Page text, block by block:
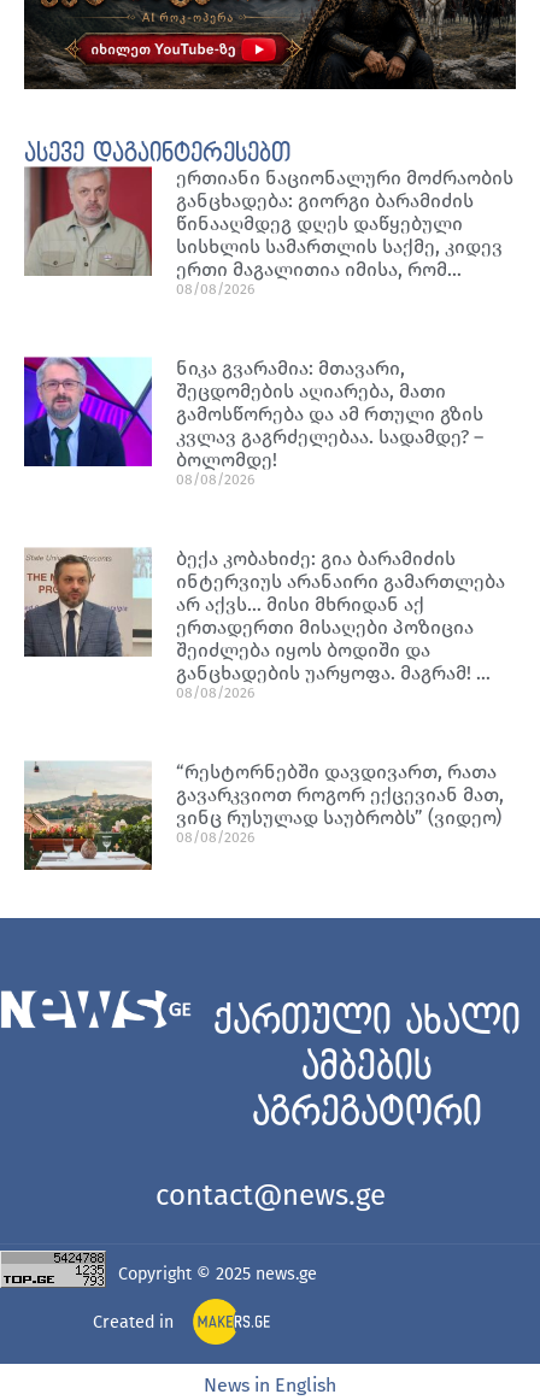
ასევე დაგაინტერესებთ
ერთიანი ნაციონალური მოძრაობის
განცხადება: გიორგი ბარამიძის
წინააღმდეგ დღეს დაწყებული
სისხლის სამართლის საქმე, კიდევ
ერთი მაგალითია იმისა, რომ…
08/08/2026
ნიკა გვარამია: მთავარი,
შეცდომების აღიარება, მათი
გამოსწორება და ამ რთული გზის
კვლავ გაგრძელებაა. სადამდე? –
ბოლომდე!
08/08/2026
ბექა კობახიძე: გია ბარამიძის
ინტერვიუს არანაირი გამართლება
არ აქვს… მისი მხრიდან აქ
ერთადერთი მისაღები პოზიცია
შეიძლება იყოს ბოდიში და
განცხადების უარყოფა. მაგრამ! …
08/08/2026
“რესტორნებში დავდივართ, რათა
გავარკვიოთ როგორ ექცევიან მათ,
ვინც რუსულად საუბრობს” (ვიდეო)
08/08/2026
ქართული ახალი
ამბების
აგრეგატორი
contact@news.ge
Copyright © 2025 news.ge
Created in
News in English